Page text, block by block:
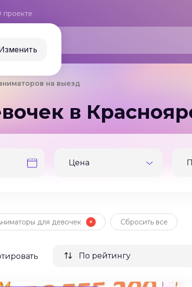
проекте
на выезд
в
Цена
для девочек Сбросить все
По рейтингу